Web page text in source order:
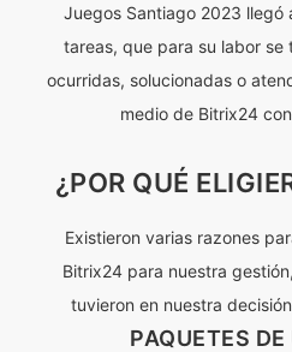
Juegos Santiago 2023
tareas, que para su labor se
ocurridas, solucionadas o
medio de Bitrix24
¿POR QUÉ
Existieron varias razones
Bitrix24 para nuestra
tuvieron en nuestra
PAQUETES